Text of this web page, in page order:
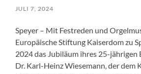
JULI 7, 2024
Speyer – Mit Festreden und
Europäische Stiftung Kaiserdom zu
2024 das Jubiläum ihres 25-jährigen
Dr. Karl-Heinz Wiesemann, der dem